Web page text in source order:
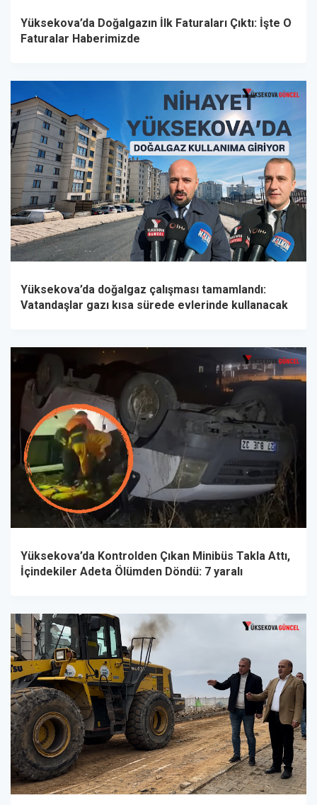
Yüksekova’da Doğalgazın İlk Faturaları Çıktı: İşte O
Faturalar Haberimizde
Yüksekova’da doğalgaz çalışması tamamlandı:
Vatandaşlar gazı kısa sürede evlerinde kullanacak
Yüksekova’da Kontrolden Çıkan Minibüs Takla Attı,
İçindekiler Adeta Ölümden Döndü: 7 yaralı